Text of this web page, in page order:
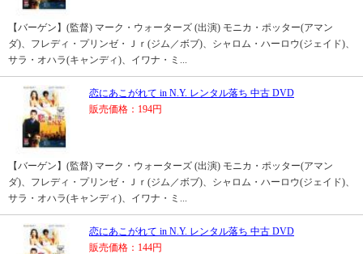
【バーゲン】(監督) マーク・ウォーターズ (出演) モニカ・ポッター(アマン
ダ)、フレディ・プリンゼ・Ｊｒ(ジム／ボブ)、シャロム・ハーロウ(ジェイド)、
サラ・オハラ(キャンディ)、イワナ・ミ...
恋にあこがれて in N.Y. レンタル落ち 中古 DVD
販売価格：194円
【バーゲン】(監督) マーク・ウォーターズ (出演) モニカ・ポッター(アマン
ダ)、フレディ・プリンゼ・Ｊｒ(ジム／ボブ)、シャロム・ハーロウ(ジェイド)、
サラ・オハラ(キャンディ)、イワナ・ミ...
恋にあこがれて in N.Y. レンタル落ち 中古 DVD
販売価格：144円